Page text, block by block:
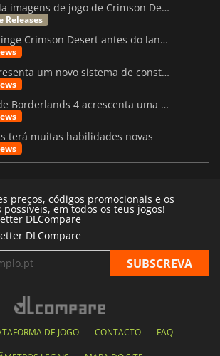
Pearl Abyss revela imagens de jogo de Crimson Desert para a PS5
Releases
A controvérsia atinge Crimson Desert antes do lançamento
Subnautica 2 apresenta um novo sistema de construção de bases
O primeiro DLC de Borderlands 4 acrescenta uma nova personagem e muito mais
terá muitas habilidades novas
preços, códigos promocionais e os
em todos os teus jogos!
DLCompare
DLCompare
DE JOGO CONTACTO FAQ